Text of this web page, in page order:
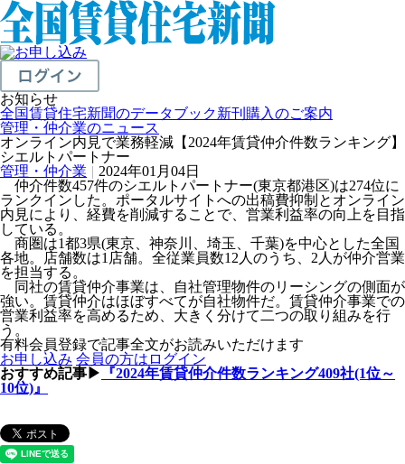
お知らせ
全国賃貸住宅新聞のデータブック新刊購入のご案内
管理・仲介業のニュース
オンライン内見で業務軽減【2024年賃貸仲介件数ランキング】
シエルトパートナー
管理・仲介業 | 2024年01月04日
仲介件数457件のシエルトパートナー(東京都港区)は274位に
ランクインした。ポータルサイトへの出稿費抑制とオンライン
内見により、経費を削減することで、営業利益率の向上を目指
している。
商圏は1都3県(東京、神奈川、埼玉、千葉)を中心とした全国
各地。店舗数は1店舗。全従業員数12人のうち、2人が仲介営業
を担当する。
同社の賃貸仲介事業は、自社管理物件のリーシングの側面が
強い。賃貸仲介はほぼすべてが自社物件だ。賃貸仲介事業での
営業利益率を高めるため、大きく分けて二つの取り組みを行
う。
有料会員登録で記事全文がお読みいただけます
お申し込み 会員の方はログイン
おすすめ記事▶
『2024年賃貸仲介件数ランキング409社(1位～
10位)』